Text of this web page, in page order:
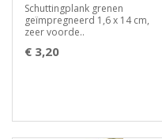
Schuttingplank grenen
geïmpregneerd 1,6 x 14 cm,
zeer voorde..
€ 3,20